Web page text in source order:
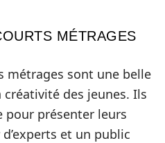
MÉTRAGES
métrages sont une belle
des jeunes. Ils
présenter leurs
et un public